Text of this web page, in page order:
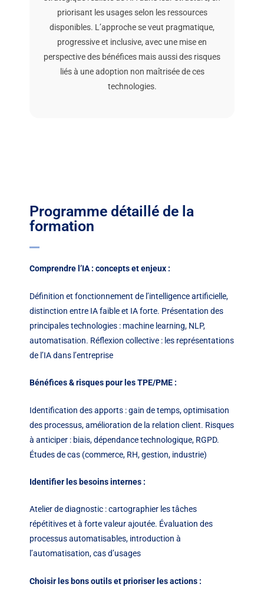
priorisant les usages selon les ressources
disponibles. L’approche se veut pragmatique,
progressive et inclusive, avec une mise en
perspective des bénéfices mais aussi des risques
liés à une adoption non maîtrisée de ces
technologies.
Programme détaillé de la
formation
Comprendre l’IA : concepts et enjeux :
Définition et fonctionnement de l’intelligence artificielle,
distinction entre IA faible et IA forte. Présentation des
principales technologies : machine learning, NLP,
automatisation. Réflexion collective : les représentations
de l’IA dans l’entreprise
Bénéfices & risques pour les TPE/PME :
Identification des apports : gain de temps, optimisation
des processus, amélioration de la relation client. Risques
à anticiper : biais, dépendance technologique, RGPD.
Études de cas (commerce, RH, gestion, industrie)
Identifier les besoins internes :
Atelier de diagnostic : cartographier les tâches
répétitives et à forte valeur ajoutée. Évaluation des
processus automatisables, introduction à
l’automatisation, cas d’usages
Choisir les bons outils et prioriser les actions :